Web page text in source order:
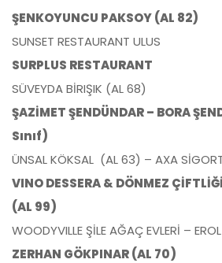
ŞENKOYUNCU PAKSOY (AL 82)
SUNSET RESTAURANT ULUS
SURPLUS RESTAURANT
SÜVEYDA BİRIŞIK (AL 68)
ŞAZİMET ŞENDÜNDAR – BORA
Sınıf)
ÜNSAL KÖKSAL (AL 63) – AXA
VINO DESSERA & DÖNMEZ
(AL 99)
WOODYVILLE ŞİLE AĞAÇ EVLERİ –
ZERHAN GÖKPINAR (AL 70)